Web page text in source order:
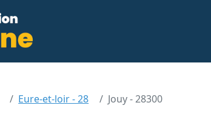
Eure-et-loir - 28 Jouy - 28300